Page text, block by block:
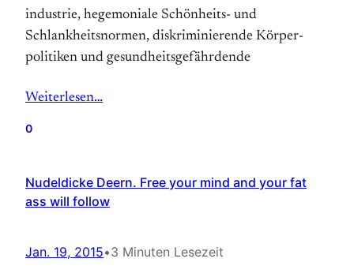
industrie, hegemoniale Schönheits- und
Schlankheits­normen, diskriminierende Körper­
politiken und gesundheits­gefährdende
Weiterlesen…
0
Nudeldicke Deern. Free your mind and your fat
ass will follow
Jan. 19, 2015•3 Minuten Lesezeit